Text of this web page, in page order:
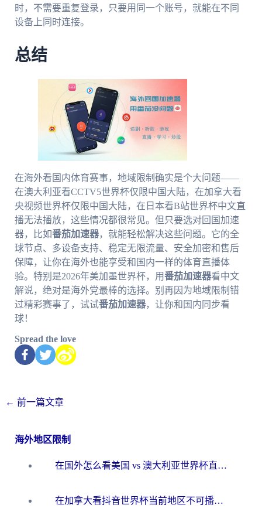
时，不需要重复登录，只要用同一个账号，就能在不同
设备上同时连接。
总结
在海外看国内体育赛事，地域限制确实是个大问题——
在澳大利亚看CCTV5世界杯仅限中国大陆，在加拿大看
央视频世界杯仅限中国大陆，在日本看B站世界杯中文直
播无法播放，这些情况都很常见。但只要选对回国加速
器，比如番茄加速器，就能轻松解决这些问题。它的全
球节点、多设备支持、稳定无限流量、安全加密和售后
保障，让你在海外也能享受和国内一样的体育直播体
验。特别是2026年美加墨世界杯，用番茄加速器看中文
解说，绝对是海外党最棒的选择。别再因为地域限制错
过精彩赛事了，试试番茄加速器，让你和国内同步看
球！
Spread the love
← 前一篇文章
海外地区限制
在国外怎么看美国 vs 澳大利亚世界杯直播？海外党必藏的中文解说观赛指南
在加拿大看抖音世界杯当前地区不可播放？海外党体育观赛终极指南